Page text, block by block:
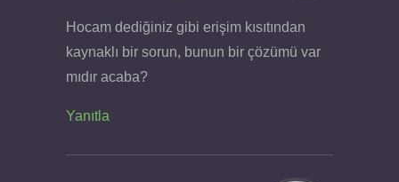
Hocam dediğiniz gibi erişim kısıtından
kaynaklı bir sorun, bunun bir çözümü var
mıdır acaba?
Yanıtla